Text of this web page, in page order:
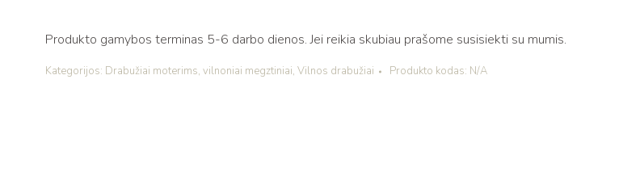
Produkto gamybos terminas 5-6 darbo dienos. Jei reikia skubiau prašome susisiekti su mumis.
Kategorijos: Drabužiai moterims, vilnoniai megztiniai, Vilnos drabužiai Produkto kodas: N/A